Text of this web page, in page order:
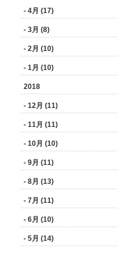
- 4月 (17)
- 3月 (8)
- 2月 (10)
- 1月 (10)
2018
- 12月 (11)
- 11月 (11)
- 10月 (10)
- 9月 (11)
- 8月 (13)
- 7月 (11)
- 6月 (10)
- 5月 (14)